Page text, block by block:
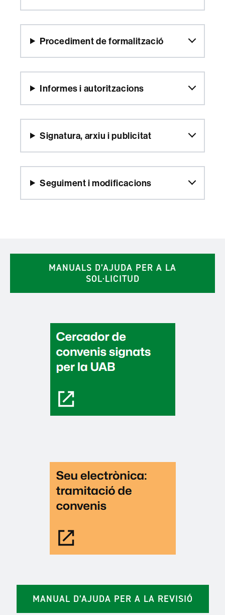
Procediment de formalització
Informes i autoritzacions
Signatura, arxiu i publicitat
Seguiment i modificacions
MANUALS D’AJUDA PER A LA
SOL·LICITUD
MANUAL D’AJUDA PER A LA REVISIÓ